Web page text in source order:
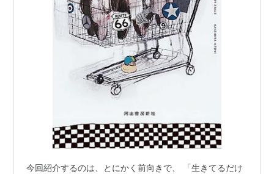
今回紹介するのは、とにかく前向きで、 「生きてるだけ